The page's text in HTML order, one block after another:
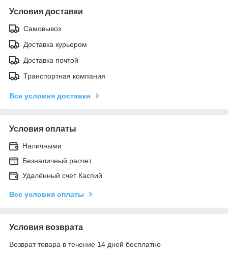
Условия доставки
Самовывоз
Доставка курьером
Доставка почтой
Транспортная компания
Все условия доставки
Условия оплаты
Наличными
Безналичный расчет
Удалённый счет Каспий
Все условия оплаты
Условия возврата
Возврат товара в течение 14 дней бесплатно